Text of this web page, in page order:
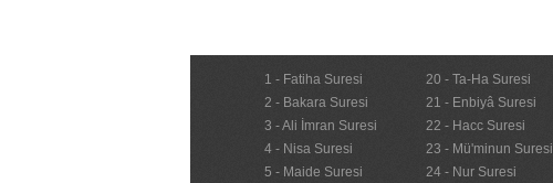
1 - Fatiha Suresi
2 - Bakara Suresi
3 - Ali İmran Suresi
4 - Nisa Suresi
5 - Maide Suresi
20 - Ta-Ha Suresi
21 - Enbiyâ Suresi
22 - Hacc Suresi
23 - Mü'minun Suresi
24 - Nur Suresi